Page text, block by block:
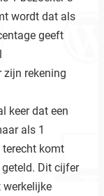
wordt dat als
geeft
zijn rekening
keer dat een
als 1
terecht komt
Dit cijfer
werkelijke